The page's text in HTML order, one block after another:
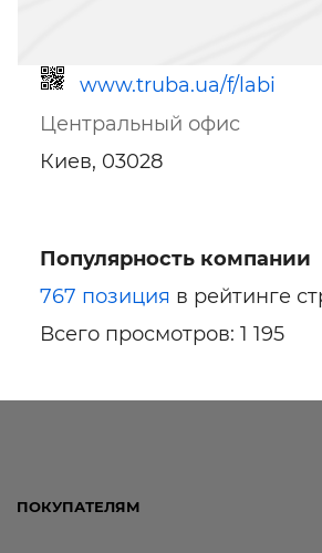
www.truba.ua/f/labi
Ссылка для мобильных устройств
Центральный офис
Киев, 03028
Популярность компании
767 позиция в рейтинге
Всего просмотров: 1 195
ПОКУПАТЕЛЯМ